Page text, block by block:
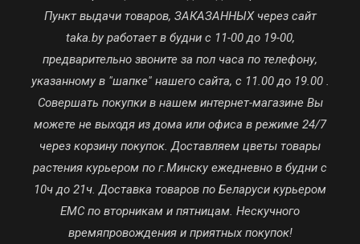
Пункт выдачи товаров, ЗАКАЗАННЫХ через сайт
taka.by работает в будни с 11-00 до 19-00,
предварительно звоните за пол часа по телефону,
указанному в "шапке" нашего сайта, с 11.00 до 19.00 .
Совершать покупки в нашем интернет-магазине Вы
можете не выходя из дома или офиса в режиме 24/7
через корзину покупок. Доставляем цветы товары
растения курьером по г.Минску ежедневно в будни с
10ч до 21ч. Доставка товаров по Беларуси курьером
ЕМС по вторникам и пятницам. Нескучного
времяпровождения и приятных покупок!